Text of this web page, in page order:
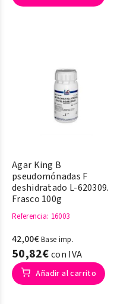
Agar King B
pseudomónadas F
deshidratado L-620309.
Frasco 100g
Referencia: 16003
42,00€Base imp.
50,82€con IVA
Añadir al carrito